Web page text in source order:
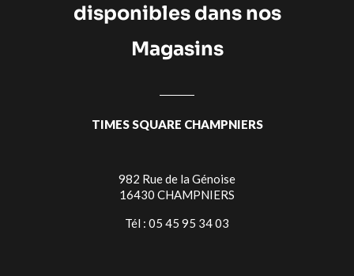
disponibles dans nos
Magasins
TIMES SQUARE CHAMPNIERS
982 Rue de la Génoise
16430 CHAMPNIERS
Tél : 05 45 95 34 03